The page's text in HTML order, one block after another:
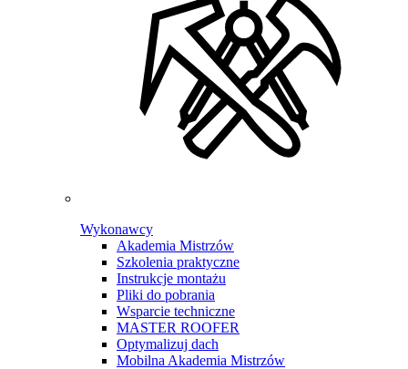
Wykonawcy
Akademia Mistrzów
Szkolenia praktyczne
Instrukcje montażu
Pliki do pobrania
Wsparcie techniczne
MASTER ROOFER
Optymalizuj dach
Mobilna Akademia Mistrzów